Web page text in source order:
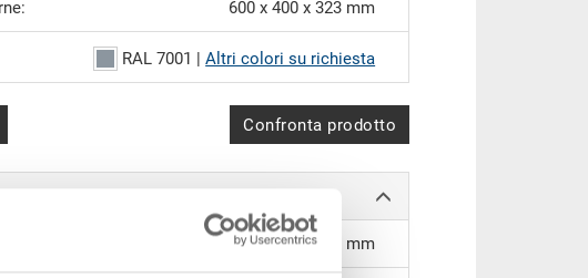
600 x 400 x 323 mm
RAL 7001 |Altri colori su richiesta
Confronta prodotto
558 x 358 x 320 mm